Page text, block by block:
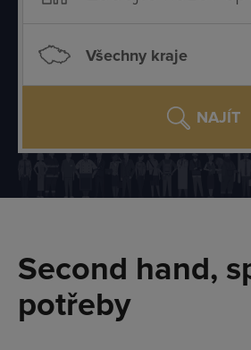
Všechny kraje
NAJÍT
Second hand,
potřeby
Přihlásit